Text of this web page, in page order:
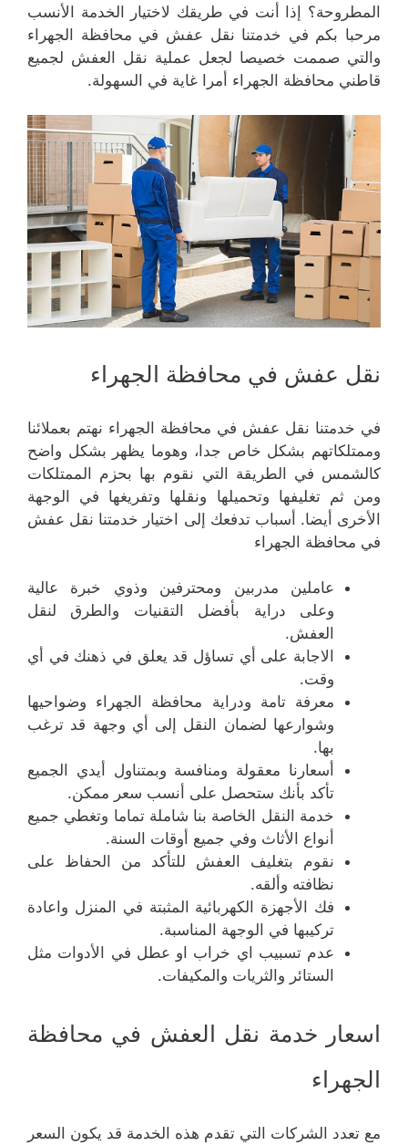
المطروحة؟ إذا أنت في طريقك لاختيار الخدمة الأنسب
مرحبا بكم في خدمتنا نقل عفش في محافظة الجهراء
والتي صممت خصيصا لجعل عملية نقل العفش لجميع
قاطني محافظة الجهراء أمرا غاية في السهولة.
نقل عفش في محافظة الجهراء
في خدمتنا نقل عفش في محافظة الجهراء نهتم بعملائنا
وممتلكاتهم بشكل خاص جدا، وهوما يظهر بشكل واضح
كالشمس في الطريقة التي نقوم بها بحزم الممتلكات
ومن ثم تغليفها وتحميلها ونقلها وتفريغها في الوجهة
الأخرى أيضا. أسباب تدفعك إلى اختيار خدمتنا نقل عفش
في محافظة الجهراء
عاملين مدربين ومحترفين وذوي خبرة عالية
وعلى دراية بأفضل التقنيات والطرق لنقل
العفش.
الاجابة على أي تساؤل قد يعلق في ذهنك في أي
وقت.
معرفة تامة ودراية محافظة الجهراء وضواحيها
وشوارعها لضمان النقل إلى أي وجهة قد ترغب
بها.
أسعارنا معقولة ومنافسة وبمتناول أيدي الجميع
تأكد بأنك ستحصل على أنسب سعر ممكن.
خدمة النقل الخاصة بنا شاملة تماما وتغطي جميع
أنواع الأثاث وفي جميع أوقات السنة.
نقوم بتغليف العفش للتأكد من الحفاظ على
نظافته وألقه.
فك الأجهزة الكهربائية المثبتة في المنزل واعادة
تركيبها في الوجهة المناسبة.
عدم تسبيب اي خراب او عطل في الأدوات مثل
الستائر والثريات والمكيفات.
اسعار خدمة نقل العفش في محافظة
الجهراء
مع تعدد الشركات التي تقدم هذه الخدمة قد يكون السعر